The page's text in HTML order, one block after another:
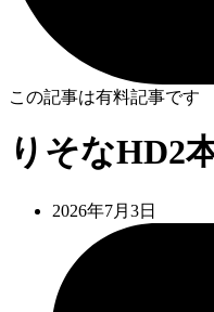
この記事は有料記事です
りそなHD2
2026年7月3日